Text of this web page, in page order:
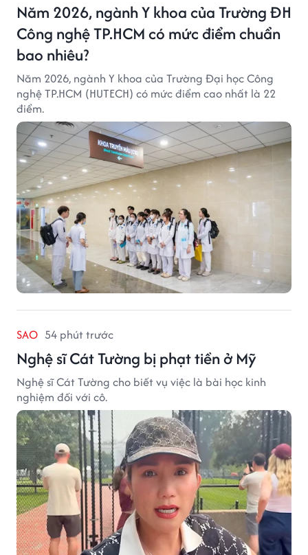
Năm 2026, ngành Y khoa của Trường ĐH
Công nghệ TP.HCM có mức điểm chuẩn
bao nhiêu?
Năm 2026, ngành Y khoa của Trường Đại học Công
nghệ TP.HCM (HUTECH) có mức điểm cao nhất là 22
điểm.
SAO 54 phút trước
Nghệ sĩ Cát Tường bị phạt tiền ở Mỹ
Nghệ sĩ Cát Tường cho biết vụ việc là bài học kinh
nghiệm đối với cô.